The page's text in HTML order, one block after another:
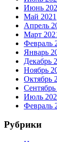
Июнь
Май 2021
Апрель
Март
Февраль
Январь
Декабрь
Ноябрь
Октябрь
Июль
Февраль
Рубрики